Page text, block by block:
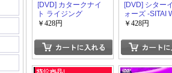
[DVD] カタークナイ
ト ライジング
￥428円
[DVD] シター
ォーズ -SITAI
/ 新たなる恥棒
￥428円